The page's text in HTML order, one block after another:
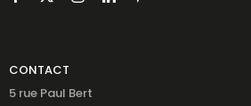
CONTACT
5 rue Paul Bert